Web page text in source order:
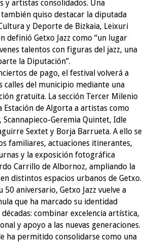
y artistas consolidados. Una
quiso destacar la diputada
y Deporte de Bizkaia, Leixuri
definió Getxo Jazz como “un lugar
talentos con figuras del jazz, una
la Diputación”.
de pago, el festival volverá a
calles del municipio mediante una
gratuita. La sección Tercer Milenio
Estación de Algorta a artistas como
Scannapieco-Geremia Quintet, Idle
Sextet y Borja Barrueta. A ello se
familiares, actuaciones itinerantes,
y la exposición fotográfica
Carrillo de Albornoz, ampliando la
distintos espacios urbanos de Getxo.
50 aniversario, Getxo Jazz vuelve a
que ha marcado su identidad
combinar excelencia artística,
y apoyo a las nuevas generaciones.
ha permitido consolidarse como una